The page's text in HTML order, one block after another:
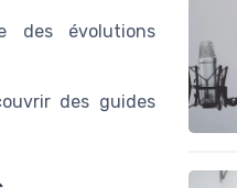
des évolutions
des guides